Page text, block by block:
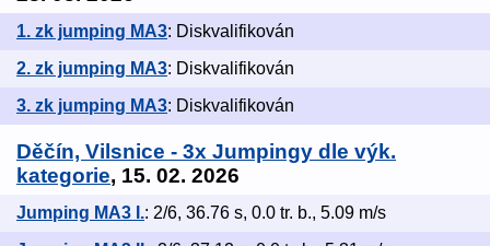
1. zk jumping MA3: Diskvalifikován
2. zk jumping MA3: Diskvalifikován
3. zk jumping MA3: Diskvalifikován
Děčín, Vilsnice - 3x Jumpingy dle výk.
kategorie, 15. 02. 2026
Jumping MA3 I.: 2/6, 36.76 s, 0.0 tr. b., 5.09 m/s